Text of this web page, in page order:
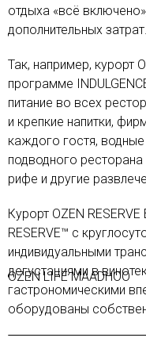
OZEN LIFE MAADHOO
отдыха «всё
дополнительных затрат.
Так, например, курорт
программе
питание во всех
и крепкие напитки,
каждого гостя,
подводного
рифе и другие
Курорт OZEN
RESERVE™ с
индивидуальными
дегустациями в
гастрономическими
оборудованы